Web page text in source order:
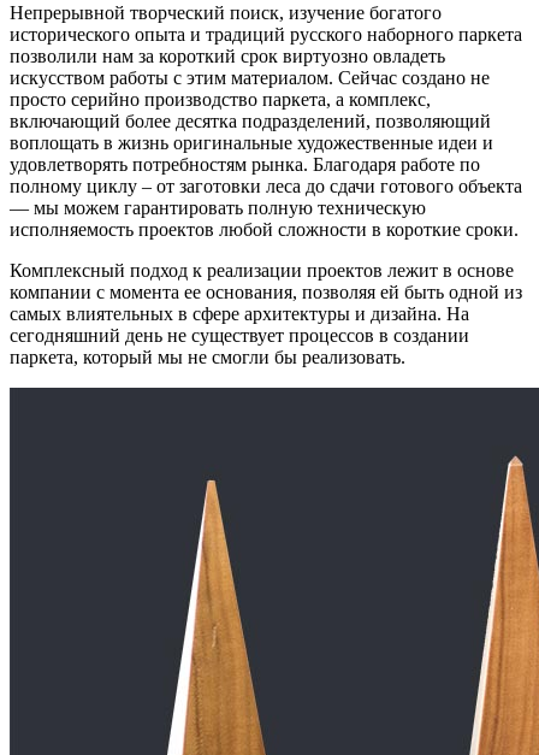
Непрерывной творческий поиск, изучение богатого
исторического опыта и традиций русского наборного паркета
позволили нам за короткий срок виртуозно овладеть
искусством работы с этим материалом. Сейчас создано не
просто серийно производство паркета, а комплекс,
включающий более десятка подразделений, позволяющий
воплощать в жизнь оригинальные художественные идеи и
удовлетворять потребностям рынка. Благодаря работе по
полному циклу – от заготовки леса до сдачи готового объекта
— мы можем гарантировать полную техническую
исполняемость проектов любой сложности в короткие сроки.
Комплексный подход к реализации проектов лежит в основе
компании с момента ее основания, позволяя ей быть одной из
самых влиятельных в сфере архитектуры и дизайна. На
сегодняшний день не существует процессов в создании
паркета, который мы не смогли бы реализовать.